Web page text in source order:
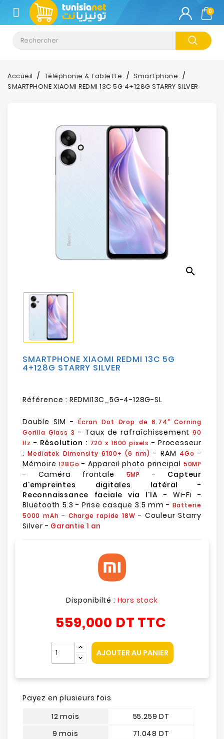
CATÉGORIE
Climatisation
Informatique
Electroménager
Bureautique
Sécurité
Mobilités
0
Accueil Téléphonie & Tablette
Smartphone
SMARTPHONE XIAOMI REDMI 13C 5G 4+128G STARRY SILVER
search
SMARTPHONE XIAOMI REDMI 13C 5G
4+128G STARRY SILVER
Référence : REDMI13C_5G-4-128G-SL
Double SIM -Écran Dot Drop de 6.74"Corning
Gorilla Glass 3- Taux de rafraîchissement90
Hz - Résolution : 720 x 1600 pixels - Processeur
:Mediatek Dimensity 6100+ (6 nm) - RAM 4Go -
Mémoire128Go - Appareil photo principal 50MP
- Caméra frontale 5MP - Capteur
d'empreintes digitales latéral
-
Reconnaissance faciale via l'IA - Wi-Fi -
Bluetooth 5.3 - Prise casque 3.5 mm - Batterie
5000 mAh - Charge rapide 18W - Couleur Starry
Silver - Garantie 1 an
Disponibilté : Hors stock
559,000 DT TTC
AJOUTER AU PANIER
Payez en plusieurs fois
12 mois
9 mois
55.259 DT
71.048 DT